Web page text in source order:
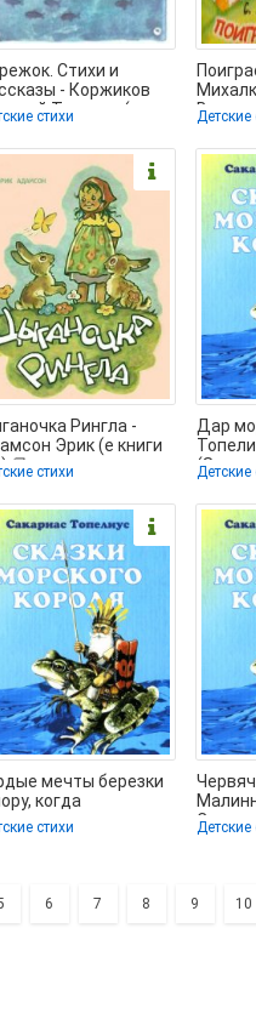
Стихи и
- Коржиков
Титович (книги
книги читать
стихи Детские
Рингла -
Эрик (е книги
📗 стихи
Дар
книги
Детские
мечты березки
когда
почки -
Сакариас
стихи Детские
6 7 8 9 10